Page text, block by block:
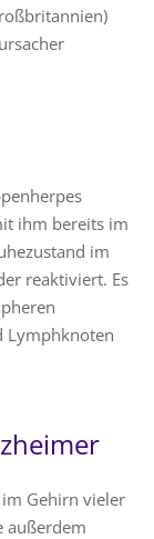
ihm bereits im
im
reaktiviert. Es
Lymphknoten
Gehirn vieler
außerdem